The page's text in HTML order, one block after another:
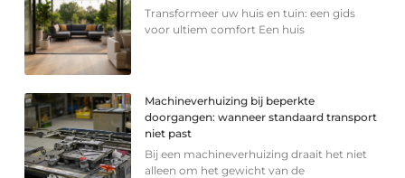
Transformeer uw huis en tuin: een gids
voor ultiem comfort Een huis
Machineverhuizing bij beperkte
doorgangen: wanneer standaard transport
niet past
Bij een machineverhuizing draait het niet
alleen om het gewicht van de